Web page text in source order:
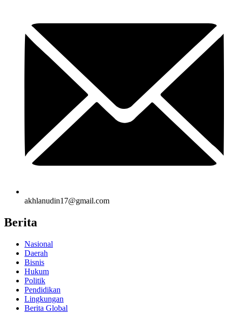
akhlanudin17@gmail.com
Berita
Nasional
Daerah
Bisnis
Hukum
Politik
Pendidikan
Lingkungan
Berita Global